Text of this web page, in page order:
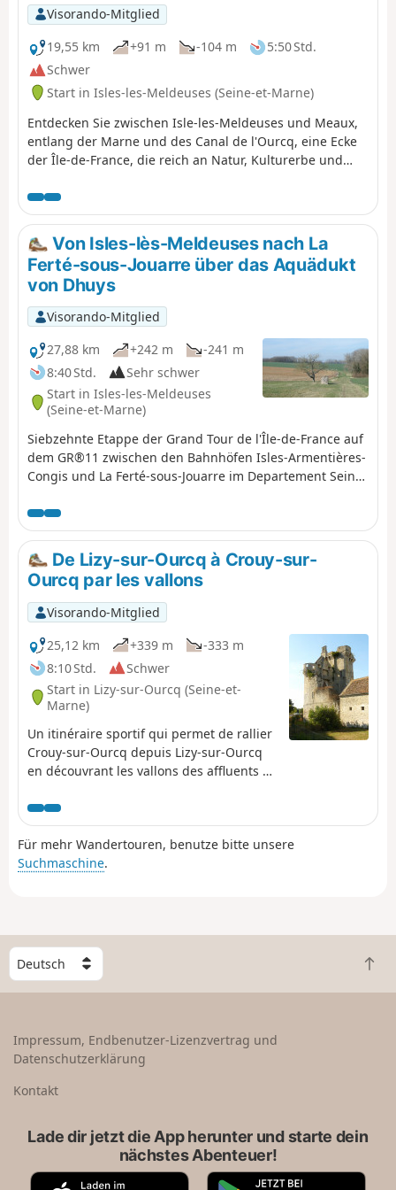
Visorando-Mitglied
19,55 km
+91 m -104 m
5:50 Std.
Schwer
Start in Isles-les-Meldeuses (Seine-et-Marne)
Entdecken Sie zwischen Isle-les-Meldeuses und Meaux,
entlang der Marne und des Canal de l'Ourcq, eine Ecke
der Île-de-France, die reich an Natur, Kulturerbe und
Naturschutzgebiet.
Von Isles-lès-Meldeuses nach La
Ferté-sous-Jouarre über das Aquädukt
von Dhuys
Visorando-Mitglied
27,88 km
+242 m
-241 m
8:40 Std.
Sehr schwer
Start in Isles-les-Meldeuses
(Seine-et-Marne)
Siebzehnte Etappe der Grand Tour de l'Île-de-France auf
dem GR®11 zwischen den Bahnhöfen Isles-Armentières-
Congis und La Ferté-sous-Jouarre im Departement Seine-
durch das Marne-Tal, das vom südlichen Plateau
(Ausläufer der Brie) aus entlanggewandert wird.
Außerdem folgt der GR® auf mehr als der Hälfte der
Strecke dem Verlauf des Aquädukts von Dhuys, was
einen ebenen und somit relativ einfachen Weg
garantiert.
De Lizy-sur-Ourcq à Crouy-sur-
Ourcq par les vallons
Visorando-Mitglied
25,12 km
+339 m
-333 m
8:10 Std.
Schwer
Start in Lizy-sur-Ourcq (Seine-et-
Marne)
Un itinéraire sportif qui permet de rallier
Crouy-sur-Ourcq depuis Lizy-sur-Ourcq
en découvrant les vallons des affluents de
traversant les villages qui les peuplent.
Für mehr Wandertouren, benutze bitte unsere
Suchmaschine.
W
ä
h
e
n
Z
u
Impressum, Endbenutzer-Lizenzvertrag und
Datenschutzerklärung
Kontakt
Lade dir jetzt die App herunter und starte dein
nächstes Abenteuer!
A G